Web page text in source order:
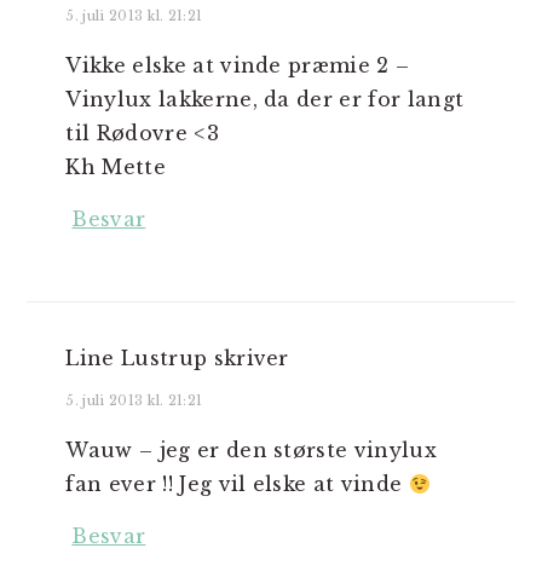
5. juli 2013 kl. 21:21
Vikke elske at vinde præmie 2 –
Vinylux lakkerne, da der er for langt
til Rødovre <3
Kh Mette
Besvar
Line Lustrup skriver
5. juli 2013 kl. 21:21
Wauw – jeg er den største vinylux
fan ever !! Jeg vil elske at vinde
Besvar